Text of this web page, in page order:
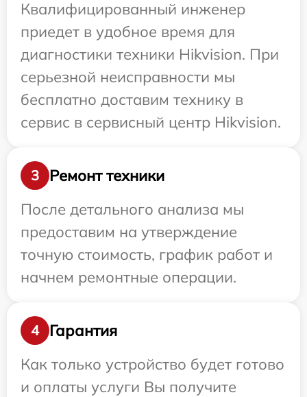
Квалифицированный инженер
приедет в удобное время для
диагностики техники Hikvision. При
серьезной неисправности мы
бесплатно доставим технику в
сервис в сервисный центр Hikvision.
3
Ремонт техники
После детального анализа мы
предоставим на утверждение
точную стоимость, график работ и
начнем ремонтные операции.
4
Гарантия
Как только устройство будет готово
и оплаты услуги Вы получите